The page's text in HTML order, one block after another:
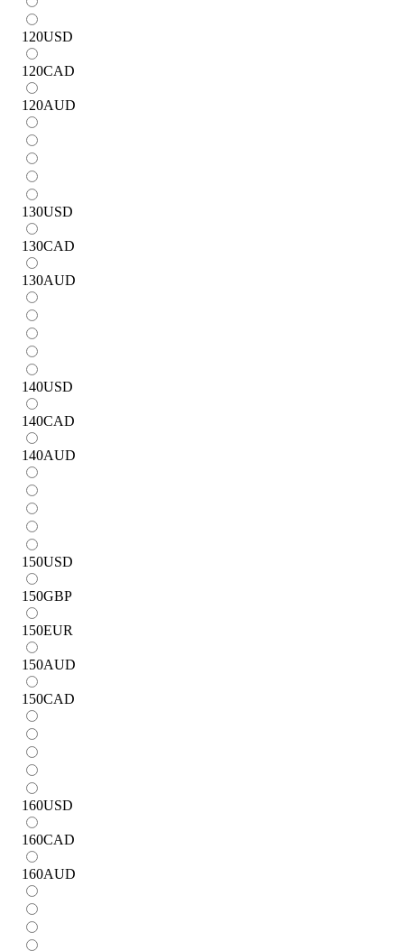
120USD
120CAD
120AUD
130USD
130CAD
130AUD
140USD
140CAD
140AUD
150USD
150GBP
150EUR
150AUD
150CAD
160USD
160CAD
160AUD